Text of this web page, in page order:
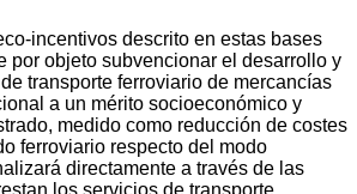
incentivos descrito en estas bases
por objeto subvencionar el desarrollo y
transporte ferroviario de mercancías
a un mérito socioeconómico y
medido como reducción de costes
ferroviario respecto del modo
directamente a través de las
los servicios de transporte